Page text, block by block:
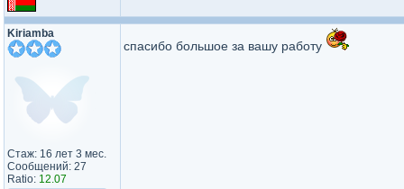
Kiriamba
Стаж: 16 лет 3 мес.
Сообщений: 27
Ratio: 12.07
спасибо большое за вашу работу